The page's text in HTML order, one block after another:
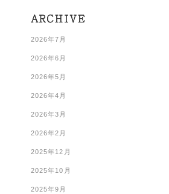
2026年7月
2026年6月
2026年5月
2026年4月
2026年3月
2026年2月
2025年12月
2025年10月
2025年9月